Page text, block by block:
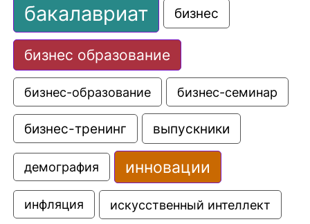
бакалавриат бизнес
бизнес образование
бизнес-образование бизнес-семинар
бизнес-тренинг выпускники
демография инновации
инфляция искусственный интеллект